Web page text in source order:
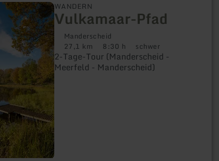
WANDERN
Vulkamaar-Pfad
Manderscheid
Distanz:
27,1 km Dauer:
8:30 h Anforderung:
schwer
2-Tage-Tour (Manderscheid -
Meerfeld - Manderscheid)